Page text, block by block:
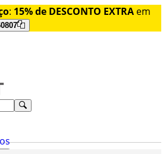
: 15% de DESCONTO EXTRA em